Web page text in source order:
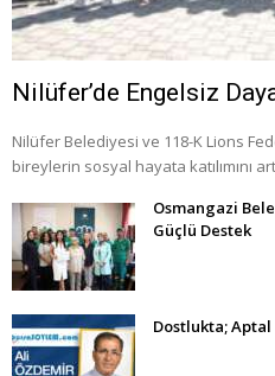
Nilüfer’de Engelsiz
Nilüfer Belediyesi ve 118-K Lions
bireylerin sosyal hayata katılımını
Osmangazi
Güçlü Destek
Dostlukta; Aptal